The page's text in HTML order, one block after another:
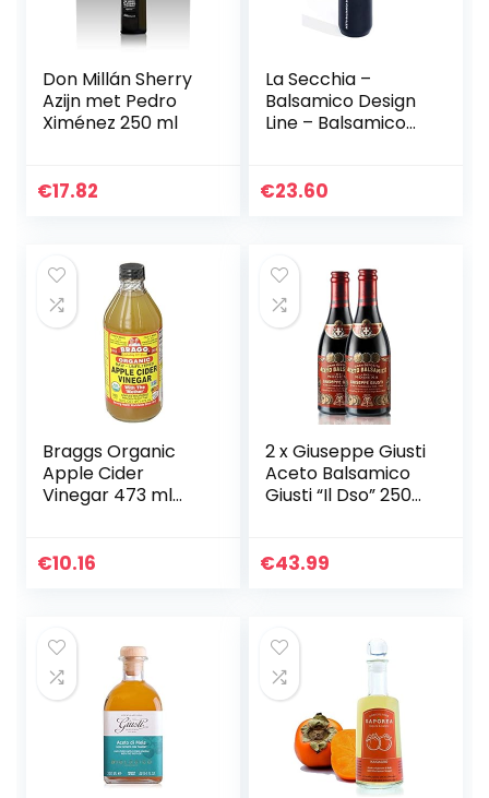
Don Millán Sherry
Azijn met Pedro
Ximénez 250 ml
€17.82
La Secchia –
Balsamico Design
Line – Balsamico
Verfijnd, krachtig,
€23.60
Braggs Organic
Apple Cider
Vinegar 473 ml
€10.16
2 x Giuseppe Giusti
Aceto Balsamico
Giusti “Il Dso” 250
€43.99